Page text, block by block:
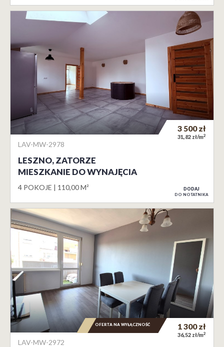
LAV-MW-2978
LESZNO, ZATORZE
MIESZKANIE DO WYNAJĘCIA
4 POKOJE 110,00 M²
3 500zł
31,82 zł/m2
DODAJ
DO NOTATNIKA
LAV-MW-2972
1 300zł
36,52 zł/m2
OFERTA NA WYŁĄCZNOŚĆ